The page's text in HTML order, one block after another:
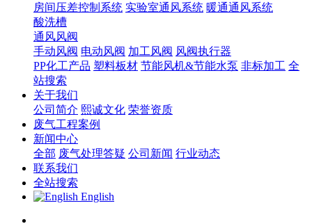
房间压差控制系统 实验室通风系统 暖通通风系统
酸洗槽
通风风阀
手动风阀 电动风阀 加工风阀 风阀执行器
PP化工产品 塑料板材 节能风机&节能水泵 非标加工 全
站搜索
关于我们
公司简介 熙诚文化 荣誉资质
废气工程案例
新闻中心
全部 废气处理答疑 公司新闻 行业动态
联系我们
全站搜索
English